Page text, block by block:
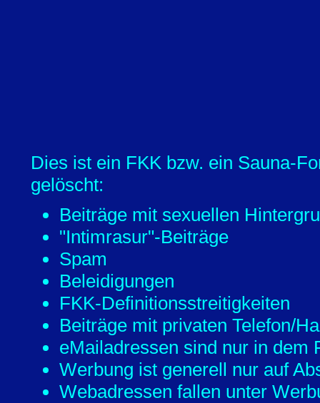
Dies ist ein FKK bzw. ein Sauna-
gelöscht:
Beiträge mit sexuellen
"Intimrasur"-Beiträge
Spam
Beleidigungen
FKK-Definitionsstreitigkeiten
Beiträge mit privaten Telefon/
eMailadressen sind nur in dem
Werbung ist generell nur auf
Webadressen fallen unter